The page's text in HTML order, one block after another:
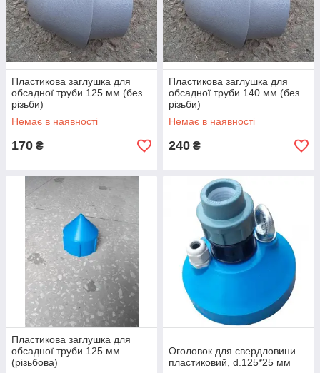
Пластикова заглушка для
обсадної труби 125 мм (без
різьби)
Немає в наявності
170 ₴
Пластикова заглушка для
обсадної труби 140 мм (без
різьби)
Немає в наявності
240 ₴
Пластикова заглушка для
обсадної труби 125 мм
(різьбова)
Оголовок для свердловини
пластиковий, d.125*25 мм